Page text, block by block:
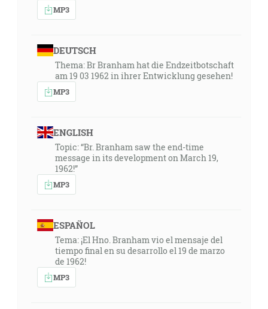
MP3
DEUTSCH
Thema: Br Branham hat die Endzeitbotschaft
am 19 03 1962 in ihrer Entwicklung gesehen!
MP3
ENGLISH
Topic: “Br. Branham saw the end-time
message in its development on March 19,
1962!”
MP3
ESPAÑOL
Tema: ¡El Hno. Branham vio el mensaje del
tiempo final en su desarrollo el 19 de marzo
de 1962!
MP3